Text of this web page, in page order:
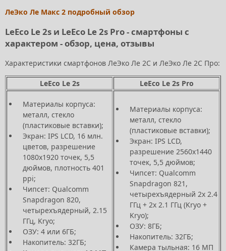
ЛеЭко Ле Макс 2 подробный обзор
LeEco Le 2s и LeEco Le 2s Pro - смартфоны с
характером - обзор, цена, отзывы
Характеристики смартфонов ЛеЭко Ле 2С и ЛеЭко Ле 2С Про:
LeEco Le 2s LeEco Le 2s Pro
Материалы корпуса:
металл, стекло
(пластиковые вставки);
Экран: IPS LCD, 16 млн.
цветов, разрешение
1080х1920 точек, 5,5
дюймов, плотность 401
ppi;
Чипсет: Qualcomm
Snapdragon 820,
четырехъядерный, 2.15
ГГц, Kryo;
ОЗУ: 4 или 6ГБ;
Накопитель: 32ГБ;
Материалы корпуса:
металл, стекло
(пластиковые вставки);
Экран: IPS LCD,
разрешение 2560х1440
точек, 5,5 дюймов;
Чипсет: Qualcomm
Snapdragon 821,
четырехъядерный 2х 2.4
ГГц + 2х 2.1 ГГц (Kryo +
Kryo);
ОЗУ: 8ГБ;
Накопитель: 32ГБ;
Камера тыльная: 16 МП